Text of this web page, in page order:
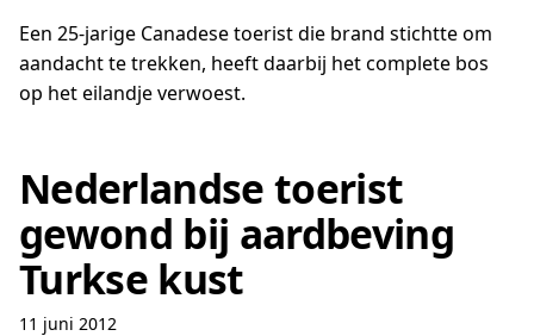
Een 25-jarige Canadese toerist die brand stichtte om
aandacht te trekken, heeft daarbij het complete bos
op het eilandje verwoest.
Nederlandse toerist
gewond bij aardbeving
Turkse kust
11 juni 2012